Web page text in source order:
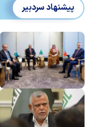
پیشنهاد سردبیر